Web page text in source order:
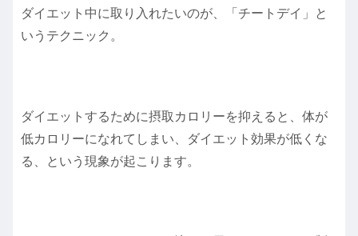
ダイエット中に取り入れたいのが、「チートデイ」と
いうテクニック。
ダイエットするために摂取カロリーを抑えると、体が
低カロリーになれてしまい、ダイエット効果が低くな
る、という現象が起こります。